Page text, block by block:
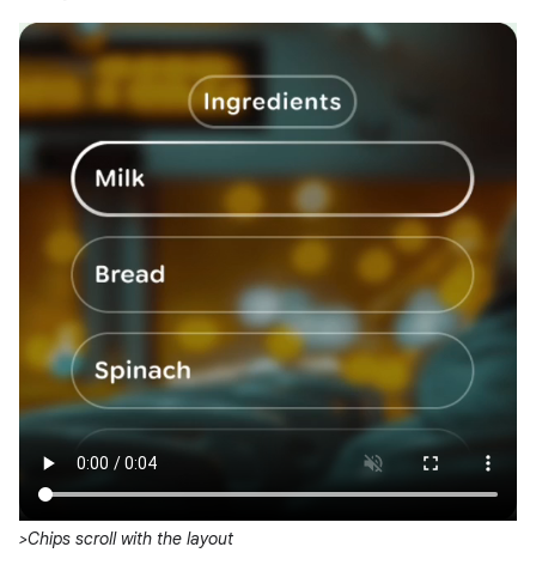
>Chips scroll with the layout